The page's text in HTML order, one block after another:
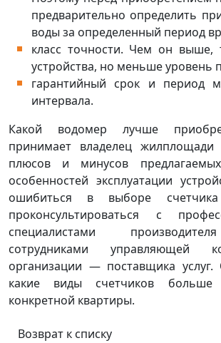
предварительно определить
воды за определенный период
класс точности. Чем он
устройства, но меньше уровень
гарантийный срок и период
интервала.
Какой водомер лучше
принимает владелец
плюсов и минусов
особенностей эксплуатации
ошибиться в выборе
проконсультироваться с
специалистами
сотрудниками управляющей
организации — поставщика услуг.
какие виды счетчиков больше
конкретной квартиры.
Возврат к списку